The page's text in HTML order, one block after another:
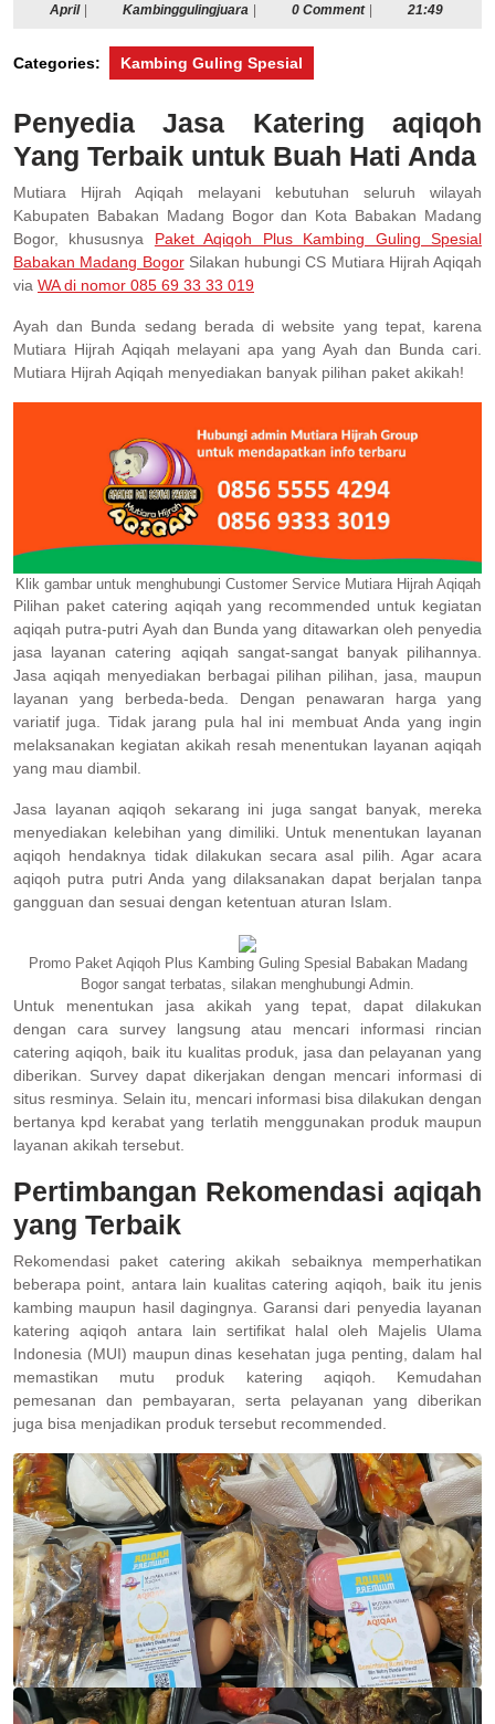
AprilApril Kambinggulingjuara Kambinggulingjuara
0 Comment 21:49
Categories: Kambing Guling Spesial
Penyedia Jasa Katering aqiqoh
Yang Terbaik untuk Buah Hati Anda
Mutiara Hijrah Aqiqah melayani kebutuhan seluruh wilayah
Kabupaten Babakan Madang Bogor dan Kota Babakan Madang
Bogor, khususnya Paket Aqiqoh Plus Kambing Guling Spesial
Babakan Madang BogorSilakan hubungi CS Mutiara Hijrah Aqiqah
via WA di nomor 085 69 33 33 019
Ayah dan Bunda sedang berada di website yang tepat, karena
Mutiara Hijrah Aqiqah melayani apa yang Ayah dan Bunda cari.
Mutiara Hijrah Aqiqah menyediakan banyak pilihan paket akikah!
Klik gambar untuk menghubungi Customer Service Mutiara Hijrah Aqiqah
Pilihan paket catering aqiqah yang recommended untuk kegiatan
aqiqah putra-putri Ayah dan Bunda yang ditawarkan oleh penyedia
jasa layanan catering aqiqah sangat-sangat banyak pilihannya.
Jasa aqiqah menyediakan berbagai pilihan pilihan, jasa, maupun
layanan yang berbeda-beda. Dengan penawaran harga yang
variatif juga. Tidak jarang pula hal ini membuat Anda yang ingin
melaksanakan kegiatan akikah resah menentukan layanan aqiqah
yang mau diambil.
Jasa layanan aqiqoh sekarang ini juga sangat banyak, mereka
menyediakan kelebihan yang dimiliki. Untuk menentukan layanan
aqiqoh hendaknya tidak dilakukan secara asal pilih. Agar acara
aqiqoh putra putri Anda yang dilaksanakan dapat berjalan tanpa
gangguan dan sesuai dengan ketentuan aturan Islam.
Promo Paket Aqiqoh Plus Kambing Guling Spesial Babakan Madang
Bogor sangat terbatas, silakan menghubungi Admin.
Untuk menentukan jasa akikah yang tepat, dapat dilakukan
dengan cara survey langsung atau mencari informasi rincian
catering aqiqoh, baik itu kualitas produk, jasa dan pelayanan yang
diberikan. Survey dapat dikerjakan dengan mencari informasi di
situs resminya. Selain itu, mencari informasi bisa dilakukan dengan
bertanya kpd kerabat yang terlatih menggunakan produk maupun
layanan akikah tersebut.
Pertimbangan Rekomendasi aqiqah
yang Terbaik
Rekomendasi paket catering akikah sebaiknya memperhatikan
beberapa point, antara lain kualitas catering aqiqoh, baik itu jenis
kambing maupun hasil dagingnya. Garansi dari penyedia layanan
katering aqiqoh antara lain sertifikat halal oleh Majelis Ulama
Indonesia (MUI) maupun dinas kesehatan juga penting, dalam hal
memastikan mutu produk katering aqiqoh. Kemudahan
pemesanan dan pembayaran, serta pelayanan yang diberikan
juga bisa menjadikan produk tersebut recommended.